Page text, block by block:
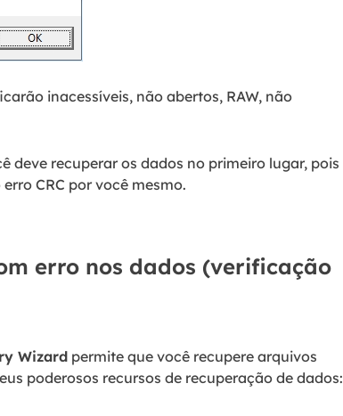
inacessíveis, não abertos, RAW, não
deve recuperar os dados no primeiro lugar, pois
CRC por você mesmo.
erro nos dados (verificação
Wizard permite que você recupere arquivos
poderosos recursos de recuperação de dados: